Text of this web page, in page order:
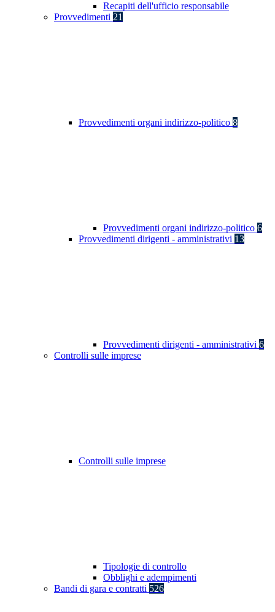
Recapiti dell'ufficio responsabile
Provvedimenti 21
Provvedimenti organi indirizzo-politico 8
Provvedimenti organi indirizzo-politico 6
Provvedimenti dirigenti - amministrativi 13
Provvedimenti dirigenti - amministrativi 6
Controlli sulle imprese
Controlli sulle imprese
Tipologie di controllo
Obblighi e adempimenti
Bandi di gara e contratti 526